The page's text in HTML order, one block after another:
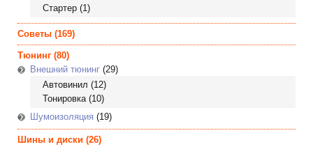
Стартер (1)
Советы (169)
Тюнинг (80)
Внешний тюнинг (29)
Автовинил (12)
Тонировка(10)
Шумоизоляция (19)
Шины и диски (26)